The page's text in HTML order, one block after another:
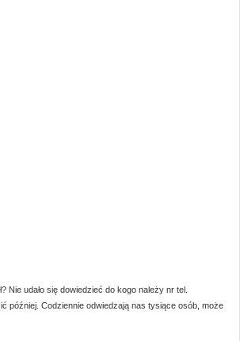
Nie udało się dowiedzieć do kogo należy nr tel.
później. Codziennie odwiedzają nas tysiące osób, może